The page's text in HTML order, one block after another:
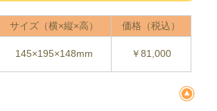
サイズ（横×縦×高） 価格（税込）
145×195×148mm ￥81,000